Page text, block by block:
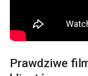
Prawdziwe